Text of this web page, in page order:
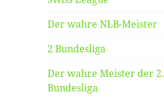
Der wahre NLB-Meister
2 Bundesliga
Der wahre Meister der 2.
Bundesliga